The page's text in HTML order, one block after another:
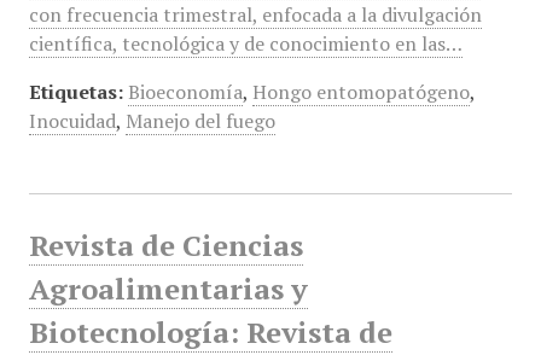
con frecuencia trimestral, enfocada a la divulgación
científica, tecnológica y de conocimiento en las…
Etiquetas: Bioeconomía, Hongo entomopatógeno,
Inocuidad, Manejo del fuego
Revista de Ciencias
Agroalimentarias y
Biotecnología: Revista de